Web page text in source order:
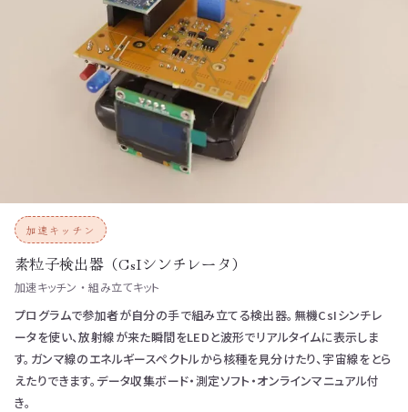
加速キッチン
素粒子検出器（CsIシンチレータ）
加速キッチン ・ 組み立てキット
プログラムで参加者が自分の手で組み立てる検出器。無機CsIシンチレ
ータを使い、放射線が来た瞬間をLEDと波形でリアルタイムに表示しま
す。ガンマ線のエネルギースペクトルから核種を見分けたり、宇宙線をとら
えたりできます。データ収集ボード・測定ソフト・オンラインマニュアル付
き。